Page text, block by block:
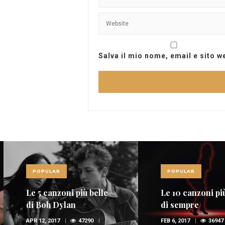
Salva il mio nome, email e sito
POPULAR
Le 5 canzoni più belle
di Bob Dylan
APR 12, 2017 47290
POPULAR
Le 10 canzoni
di sempre
FEB 6, 2017 36947